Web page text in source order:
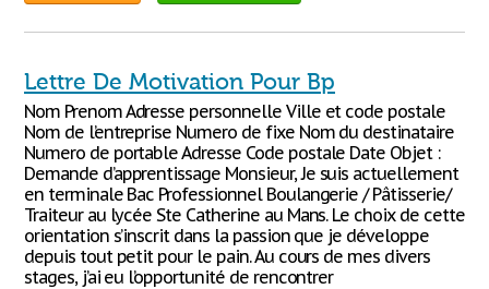
Lettre De Motivation Pour Bp
Nom Prenom Adresse personnelle Ville et code postale
Nom de l’entreprise Numero de fixe Nom du destinataire
Numero de portable Adresse Code postale Date Objet :
Demande d’apprentissage Monsieur, Je suis actuellement
en terminale Bac Professionnel Boulangerie / Pâtisserie/
Traiteur au lycée Ste Catherine au Mans. Le choix de cette
orientation s’inscrit dans la passion que je développe
depuis tout petit pour le pain. Au cours de mes divers
stages, j’ai eu l’opportunité de rencontrer